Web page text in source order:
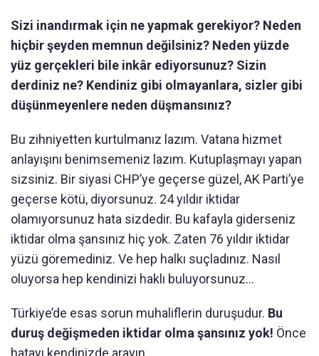
Sizi inandırmak için ne yapmak gerekiyor? Neden
hiçbir şeyden memnun değilsiniz? Neden yüzde
yüz gerçekleri bile inkâr ediyorsunuz? Sizin
derdiniz ne? Kendiniz gibi olmayanlara, sizler gibi
düşünmeyenlere neden düşmansınız?
Bu zihniyetten kurtulmanız lazım. Vatana hizmet
anlayışını benimsemeniz lazım. Kutuplaşmayı yapan
sizsiniz. Bir siyasi CHP’ye geçerse güzel, AK Parti’ye
geçerse kötü, diyorsunuz. 24 yıldır iktidar
olamıyorsunuz hata sizdedir. Bu kafayla giderseniz
iktidar olma şansınız hiç yok. Zaten 76 yıldır iktidar
yüzü göremediniz. Ve hep halkı suçladınız. Nasıl
oluyorsa hep kendinizi haklı buluyorsunuz...
Türkiye’de esas sorun muhaliflerin duruşudur. Bu
duruş değişmeden iktidar olma şansınız yok! Önce
hatayı kendinizde arayın...